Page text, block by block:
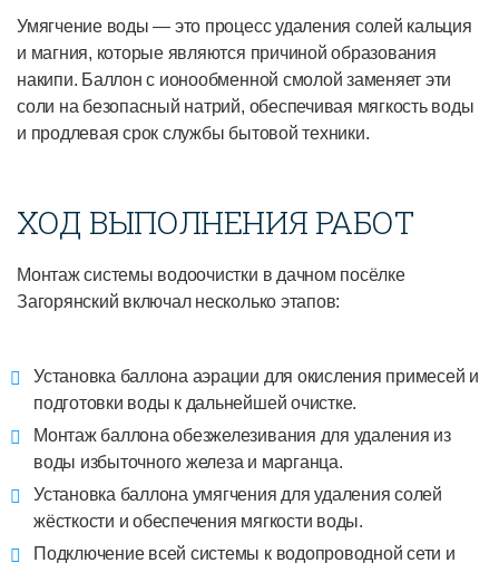
Умягчение воды — это процесс удаления солей кальция
и магния, которые являются причиной образования
накипи. Баллон с ионообменной смолой заменяет эти
соли на безопасный натрий, обеспечивая мягкость воды
и продлевая срок службы бытовой техники.
ХОД ВЫПОЛНЕНИЯ РАБОТ
Монтаж системы водоочистки в дачном посёлке
Загорянский включал несколько этапов:
Установка баллона аэрации для окисления примесей и
подготовки воды к дальнейшей очистке.
Монтаж баллона обезжелезивания для удаления из
воды избыточного железа и марганца.
Установка баллона умягчения для удаления солей
жёсткости и обеспечения мягкости воды.
Подключение всей системы к водопроводной сети и